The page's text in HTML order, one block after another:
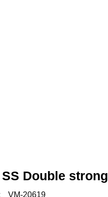
Double strong
VM-20619